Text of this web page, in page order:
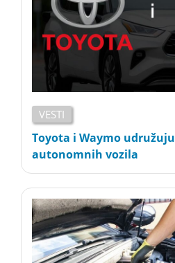
VESTI
Toyota i Waymo
autonomnih vozila